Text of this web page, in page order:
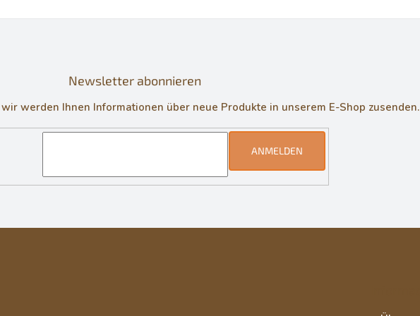
u
e
t
e
e
r
s
Newsletter abonnieren
werden Ihnen Informationen über neue Produkte in unserem E-Shop zusenden.
ANMELDEN